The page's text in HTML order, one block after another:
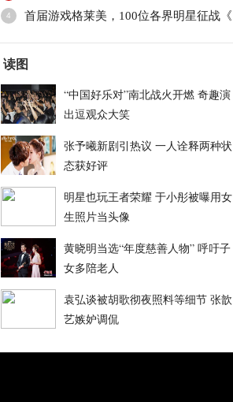
4 首届游戏格莱美，100位各界明星征战《
读图
“中国好乐对”南北战火开燃 奇趣演
出逗观众大笑
张予曦新剧引热议 一人诠释两种状
态获好评
明星也玩王者荣耀 于小彤被曝用女
生照片当头像
黄晓明当选“年度慈善人物” 呼吁子
女多陪老人
袁弘谈被胡歌彻夜照料等细节 张歆
艺嫉妒调侃